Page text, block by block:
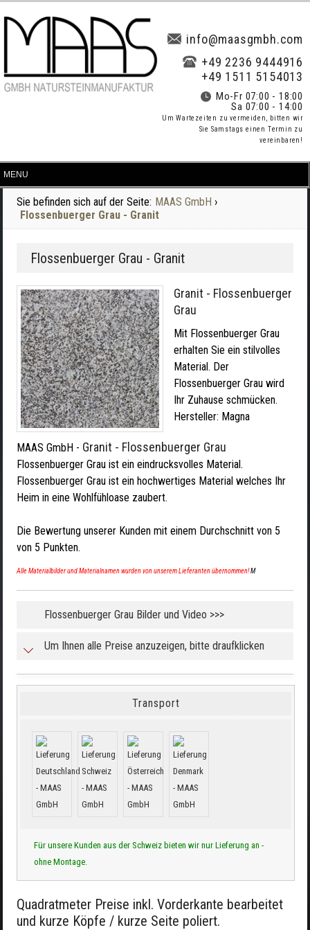
info@maasgmbh.com
+49 2236 9444916
+49 1511 5154013
Mo-Fr 07:00 - 18:00
Sa 07:00 - 14:00
Um Wartezeiten zu vermeiden, bitten wir
Sie Samstags einen Termin zu
vereinbaren!
Sie befinden sich auf der Seite: MAAS GmbH ›
Flossenbuerger Grau - Granit
Flossenbuerger Grau - Granit
Granit - Flossenbuerger
Grau
Mit Flossenbuerger Grau
erhalten Sie ein stilvolles
Material. Der
Flossenbuerger Grau wird
Ihr Zuhause schmücken.
Hersteller: Magna
MAAS GmbH - Granit - Flossenbuerger Grau
Flossenbuerger Grau ist ein eindrucksvolles Material.
Flossenbuerger Grau ist ein hochwertiges Material welches Ihr
Heim in eine Wohlfühloase zaubert.
Die Bewertung unserer Kunden mit einem Durchschnitt von 5
von 5 Punkten.
Alle Materialbilder und Materialnamen wurden von unserem Lieferanten übernommen!M
Flossenbuerger Grau Bilder und Video >>>
Um Ihnen alle Preise anzuzeigen, bitte draufklicken
Transport
Für unsere Kunden aus der Schweiz bieten wir nur Lieferung an -
ohne Montage.
Quadratmeter Preise inkl. Vorderkante bearbeitet
und kurze Köpfe / kurze Seite poliert.